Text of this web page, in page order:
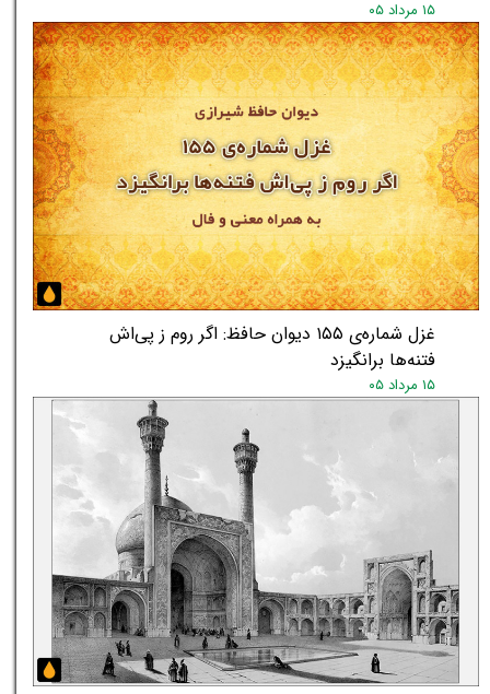
★
۱۵ مرداد ۰۵
غزل شماره‌ی ۱۵۵ دیوان حافظ: اگر روم ز پی‌اش
فتنه‌ها برانگیزد
۱۵ مرداد ۰۵